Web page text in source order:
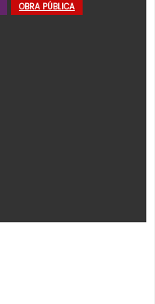
OBRA PÚBLICA